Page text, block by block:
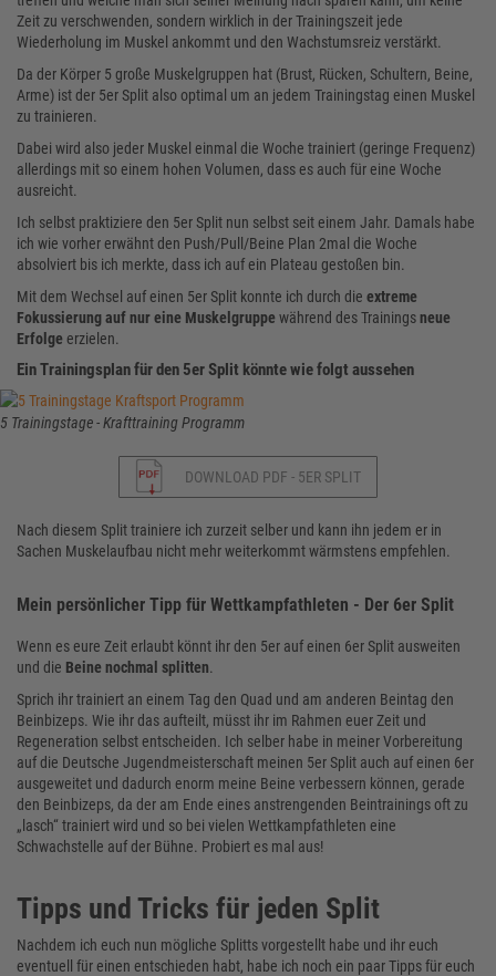
Zeit zu verschwenden, sondern wirklich in der Trainingszeit jede
Wiederholung im Muskel ankommt und den Wachstumsreiz verstärkt.
Da der Körper 5 große Muskelgruppen hat (Brust, Rücken, Schultern, Beine,
Arme) ist der 5er Split also optimal um an jedem Trainingstag einen Muskel
zu trainieren.
Dabei wird also jeder Muskel einmal die Woche trainiert (geringe Frequenz)
allerdings mit so einem hohen Volumen, dass es auch für eine Woche
ausreicht.
Ich selbst praktiziere den 5er Split nun selbst seit einem Jahr. Damals habe
ich wie vorher erwähnt den Push/Pull/Beine Plan 2mal die Woche
absolviert bis ich merkte, dass ich auf ein Plateau gestoßen bin.
Mit dem Wechsel auf einen 5er Split konnte ich durch die extreme
Fokussierung auf nur eine Muskelgruppe während des Trainingsneue
Erfolge erzielen.
Ein Trainingsplan für den 5er Split könnte wie folgt aussehen
5 Trainingstage - Krafttraining Programm
DOWNLOAD PDF - 5ER SPLIT
Nach diesem Split trainiere ich zurzeit selber und kann ihn jedem er in
Sachen Muskelaufbau nicht mehr weiterkommt wärmstens empfehlen.
Mein persönlicher Tipp für Wettkampfathleten - Der 6er Split
Wenn es eure Zeit erlaubt könnt ihr den 5er auf einen 6er Split ausweiten
und die Beine nochmal splitten.
Sprich ihr trainiert an einem Tag den Quad und am anderen Beintag den
Beinbizeps. Wie ihr das aufteilt, müsst ihr im Rahmen euer Zeit und
Regeneration selbst entscheiden. Ich selber habe in meiner Vorbereitung
auf die Deutsche Jugendmeisterschaft meinen 5er Split auch auf einen 6er
ausgeweitet und dadurch enorm meine Beine verbessern können, gerade
den Beinbizeps, da der am Ende eines anstrengenden Beintrainings oft zu
„lasch“ trainiert wird und so bei vielen Wettkampfathleten eine
Schwachstelle auf der Bühne. Probiert es mal aus!
Tipps und Tricks für jeden Split
Nachdem ich euch nun mögliche Splitts vorgestellt habe und ihr euch
eventuell für einen entschieden habt, habe ich noch ein paar Tipps für euch